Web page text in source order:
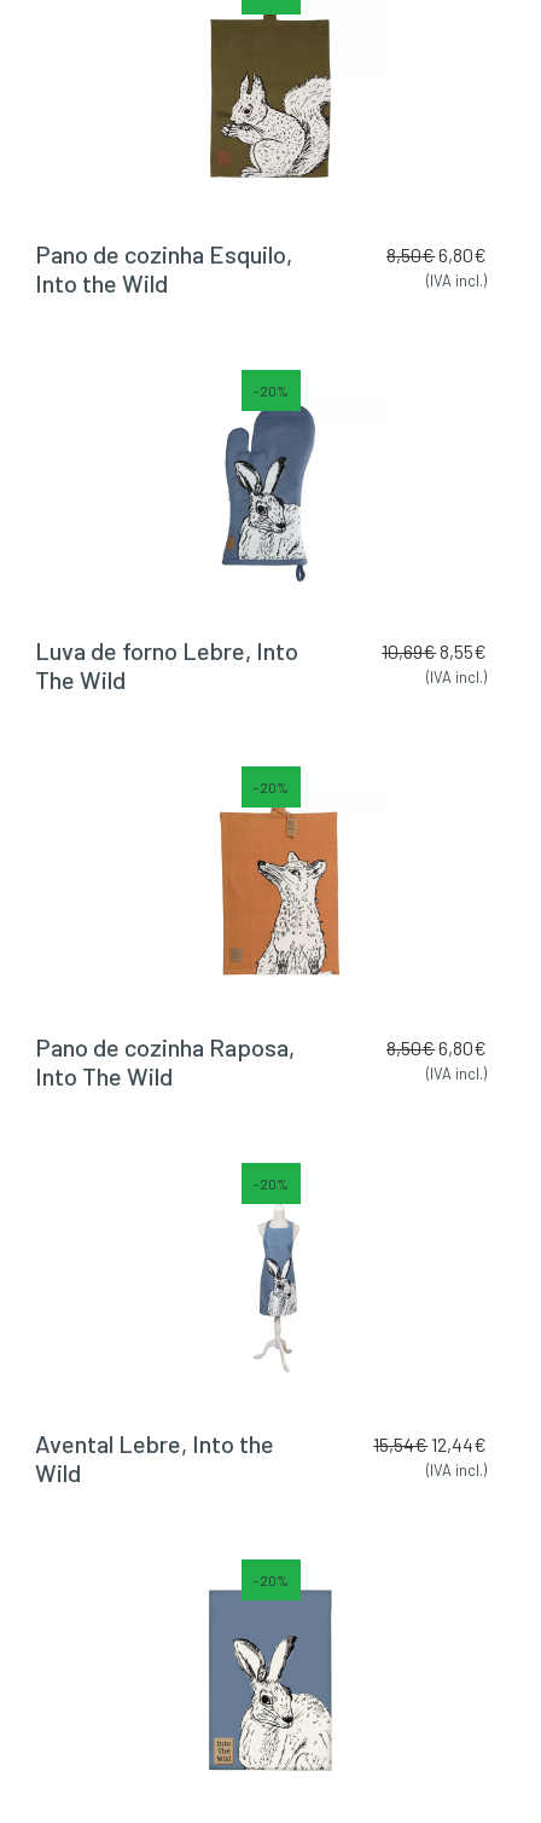
Pano de cozinha Esquilo,
Into the Wild
8,50€6,80€
(IVA incl.)
-20%
Luva de forno Lebre, Into
The Wild
10,69€8,55€
(IVA incl.)
-20%
Pano de cozinha Raposa,
Into The Wild
8,50€6,80€
(IVA incl.)
-20%
Avental Lebre, Into the
Wild
15,54€12,44€
(IVA incl.)
-20%